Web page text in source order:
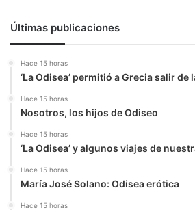
Últimas publicaciones
Hace 15 horas
‘La Odisea’ permitió a Grecia salir de
Hace 15 horas
Nosotros, los hijos de Odiseo
Hace 15 horas
‘La Odisea’ y algunos viajes de
Hace 15 horas
María José Solano: Odisea erótica
Hace 15 horas